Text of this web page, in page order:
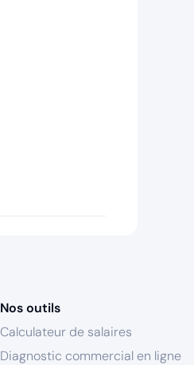
Nos outils
Calculateur de salaires
Diagnostic commercial en ligne